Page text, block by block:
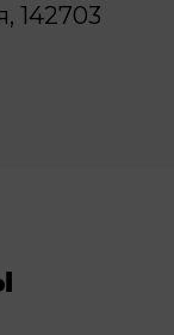
142703